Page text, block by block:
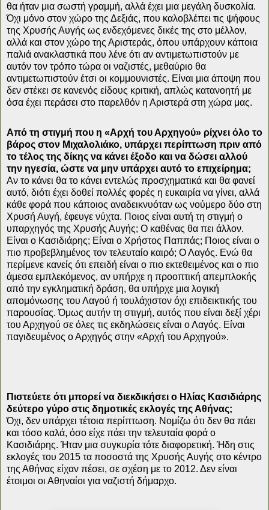
θα ήταν μια σωστή γραμμή, αλλά έχει μια μεγάλη δυσκολία.
Όχι μόνο στον χώρο της Δεξιάς, που καλοβλέπει τις ψήφους
της Χρυσής Αυγής ως ενδεχόμενες δικές της στο μέλλον,
αλλά και στον χώρο της Αριστεράς, όπου υπάρχουν κάποια
παλιά ανακλαστικά που λένε ότι αν αντιμετωπιστούν με
αυτόν τον τρόπο τώρα οι ναζιστές, μεθαύριο θα
αντιμετωπιστούν έτσι οι κομμουνιστές. Είναι μια άποψη που
δεν στέκει σε κανενός είδους κριτική, απλώς κατανοητή με
όσα έχει περάσει στο παρελθόν η Αριστερά στη χώρα μας.
Από τη στιγμή που η «Αρχή του Αρχηγού» ρίχνει όλο το
βάρος στον Μιχαλολιάκο, υπάρχει περίπτωση πριν από
το τέλος της δίκης να κάνει έξοδο και να δώσει αλλού
την ηγεσία, ώστε να μην υπάρχει αυτό το επιχείρημα;
Αν το κάνει θα το κάνει εντελώς προσχηματικά και θα φανεί
αυτό, διότι έχει δοθεί πολλές φορές η ευκαιρία να γίνει, αλλά
κάθε φορά που κάποιος αναδεικνυόταν ως νούμερο δύο στη
Χρυσή Αυγή, έφευγε νύχτα. Ποιος είναι αυτή τη στιγμή ο
υπαρχηγός της Χρυσής Αυγής; Ο καθένας θα πει άλλον.
Είναι ο Κασιδιάρης; Είναι ο Χρήστος Παππάς; Ποιος είναι ο
πιο προβεβλημένος τον τελευταίο καιρό; Ο Λαγός. Ενώ θα
περίμενε κανείς ότι επειδή είναι ο πιο εκτεθειμένος και ο πιο
άμεσα εμπλεκόμενος, αν υπήρχε η προοπτική απεμπλοκής
από την εγκληματική δράση, θα υπήρχε μια λογική
απομόνωσης του Λαγού ή τουλάχιστον όχι επιδεικτικής του
παρουσίας. Όμως αυτήν τη στιγμή, αυτός που είναι δεξί χέρι
του Αρχηγού σε όλες τις εκδηλώσεις είναι ο Λαγός. Είναι
παγιδευμένος ο Αρχηγός στην «Αρχή του Αρχηγού».
Πιστεύετε ότι μπορεί να διεκδικήσει ο Ηλίας Κασιδιάρης
δεύτερο γύρο στις δημοτικές εκλογές της Αθήνας;
Όχι, δεν υπάρχει τέτοια περίπτωση. Νομίζω ότι δεν θα πάει
και τόσο καλά, όσο είχε πάει την τελευταία φορά ο
Κασιδιάρης. Ήταν μια συγκυρία τότε διαφορετική. Ήδη στις
εκλογές του 2015 τα ποσοστά της Χρυσής Αυγής στο κέντρο
της Αθήνας είχαν πέσει, σε σχέση με το 2012. Δεν είναι
έτοιμοι οι Αθηναίοι για ναζιστή δήμαρχο.